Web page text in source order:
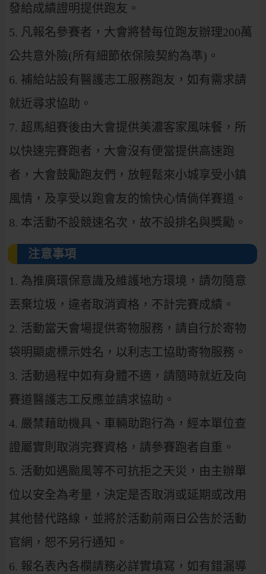
發給成績證明提供跑友。
5. 凡報名參賽者，大會將替每位跑友辦理200萬
公共意外險(所有細節依保險契約為準)。
6. 補給站設有醫護志工服務跑友，如有需求請
就近尋求協助。
7. 超馬組賽後由大會提供美濃客家風味餐，所
以快速完賽跑者，大會沒有便當提供高速跑
者，大會鼓勵跑友們，放輕鬆來小城享受小鎮
風情，及享受以跑會友的愉快心情倘佯賽道。
8. 本活動不設競速名次，故不設排名與獎勵。
注意事項
1. 為推廣環保意識及維護地方環境，請勿隨意
丟棄垃圾，違者取消資格，不計完賽成績。
2. 活動當天會場提供寄物服務，請自行於寄物
袋明顯處標示姓名，以利志工協助寄物服務。
3. 活動過程中如有身體不適，請隨時就近及向
賽道醫護志工反應並請求協助。
4. 嚴禁藉助機具、車輛助跑行為，經本單位查
證屬實則取消完賽資格，請參賽跑者自重。
5. 活動如遇颱風等不可抗拒之天災，由主辦單
位以安全為考量，決定是否取消或延期或改用
其他替代路線，並將於活動前兩日公告於活動
官網，恕不另行通知。
6. 報名表內各欄請務必詳實填寫，如有錯漏導